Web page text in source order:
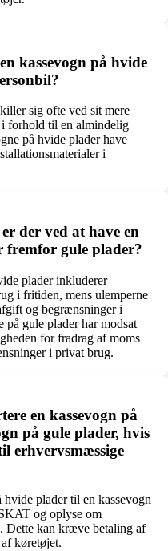
kassevogn på hvide
sig ofte ved sit mere
i forhold til en almindelig
på hvide plader have
i
der ved at have en
fremfor gule plader?
plader inkluderer
i fritiden, mens ulemperne
og begrænsninger i
på gule plader har modsat
for fradrag af moms
i privat brug.
en kassevogn på
på gule plader, hvis
erhvervsmæssige
plader til en kassevogn
og oplyse om
Dette kan kræve betaling af
køretøjet.